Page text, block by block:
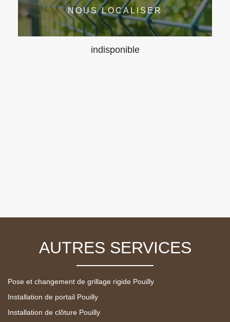
NOUS LOCALISER
indisponible
AUTRES SERVICES
Pose et changement de grillage rigide Pouilly
Installation de portail Pouilly
Installation de clôture Pouilly